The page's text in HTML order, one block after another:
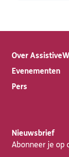
Over
Evenementen
Pers
Nieuwsbrief
Abonneer je op